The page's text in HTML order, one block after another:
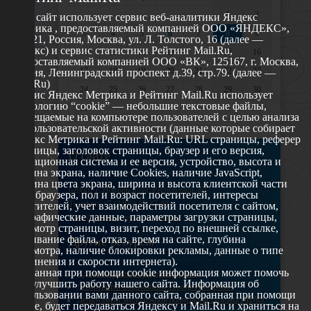
1
2
3
4 5 6 7 8
9
10
11 12 13 14 15
16
17
18 19 20 21 22
23
24
25 26 27 28 29
30
31
О сайте
629802 г. Ноябрьск, ул. Республики, 49
Телефон: +7 (3496) 35-37-49
E-mail: udsm@noyabrsk.yanao.ru
Другие ресурсы
Администрация города Ноябрьска
Департамент образования города Ноябрьска
Департамент молодежной политики и туризма ЯНАО
Этот сайт использует сервис веб-аналитики Яндекс
Метрика , предоставляемый компанией ООО «ЯНДЕКС»,
119021, Россия, Москва, ул. Л. Толстого, 16 (далее —
Яндекс) и сервис статистики Рейтинг Mail.Ru,
предоставляемый компанией ООО «ВК», 125167, г. Москва,
Россия, Ленинградский проспект д.39, стр.79. (далее —
Mail.Ru)
Сервис Яндекс Метрика и Рейтинг Mail.Ru использует
технологию “cookie” — небольшие текстовые файлы,
размещаемые на компьютере пользователей с целью анализа
их пользовательской активности (данные которые собирает
Яндекс Метрика и Рейтинг Mail.Ru: URL страницы, реферер
страницы, заголовок страницы, браузер и его версия,
операционная система и ее версия, устройство, высота и
ширина экрана, наличие Cookies, наличие JavaScript,
глубина цвета экрана, ширина и высота клиентской части
окна браузера, пол и возраст посетителей, интересы
посетителей, учет взаимодействий посетителя с сайтом,
географические данные, параметры загрузки страницы,
просмотр страницы, визит, переход по внешней ссылке,
cкачивание файла, отказ, время на сайте, глубина
просмотра, наличие блокировки рекламы, данные о типе
соединения и скорости интернета).
Собранная при помощи cookie информация может помочь
нам улучшить работу нашего сайта. Информация об
использовании вами данного сайта, собранная при помощи
cookie, будет передаваться Яндексу и Mail.Ru и храниться на